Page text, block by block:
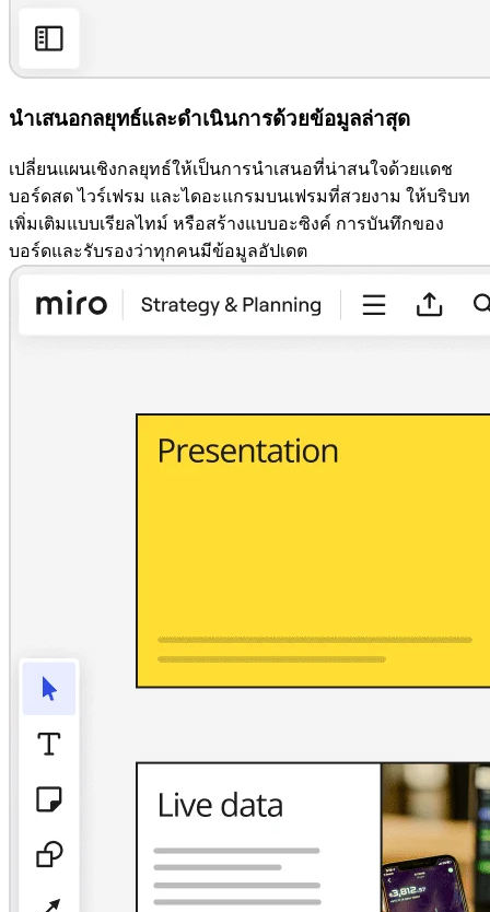
นำเสนอกลยุทธ์และดำเนินการด้วยข้อมูลล่าสุด
เปลี่ยนแผนเชิงกลยุทธ์ให้เป็นการนำเสนอที่น่าสนใจด้วยแดช
บอร์ดสด ไวร์เฟรม และไดอะแกรมบนเฟรมที่สวยงาม ให้บริบท
เพิ่มเติมแบบเรียลไทม์ หรือสร้างแบบอะซิงค์ การบันทึกของ
บอร์ดและรับรองว่าทุกคนมีข้อมูลอัปเดต